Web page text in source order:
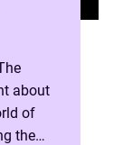
about
of
the